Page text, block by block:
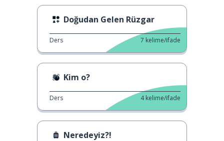
Doğudan Gelen Rüzgar
Ders 7 kelime/ifade
Kim o?
Ders 4 kelime/ifade
Neredeyiz?!